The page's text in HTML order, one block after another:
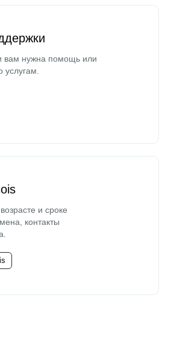
вам нужна помощь или
услугам.
и сроке
контакты